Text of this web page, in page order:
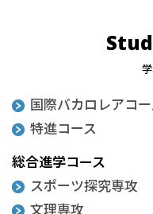
国際バカロレアコ
特進コース
総合進学コース
スポーツ探究専攻
文理専攻